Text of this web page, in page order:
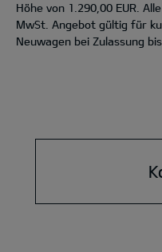
Höhe von 1.290,00 EUR.
MwSt. Angebot gültig für
Neuwagen bei Zulassung